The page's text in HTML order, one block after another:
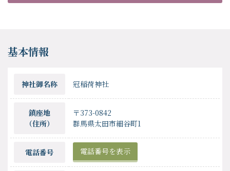
基本情報
神社御名称 冠稲荷神社
鎮座地
（住所）
〒373-0842
群馬県太田市細谷町1
電話番号 電話番号を表示